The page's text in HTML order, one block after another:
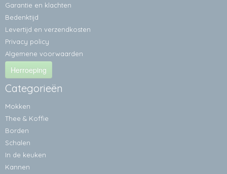
Garantie en klachten
Bedenktijd
Levertijd en verzendkosten
Privacy policy
Algemene voorwaarden
Herroeping
Categorieën
Mokken
Thee & Koffie
Borden
Schalen
In de keuken
Kannen